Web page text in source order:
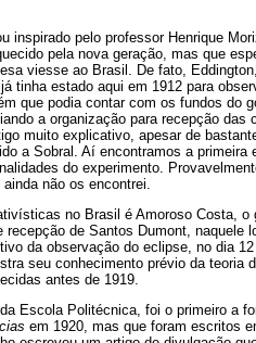
inspirado pelo professor Henrique
pela nova geração, mas que
viesse ao Brasil. De fato,
tinha estado aqui em 1912 para
que podia contar com os fundos do
a organização para recepção
muito explicativo, apesar de
a Sobral. Aí encontramos a
do experimento.
não os encontrei.
no Brasil é Amoroso Costa,
de Santos Dumont, naquele
da observação do eclipse, no dia
seu conhecimento prévio da teoria
antes de 1919.
Escola Politécnica, foi o primeiro a
em 1920, mas que foram escritos